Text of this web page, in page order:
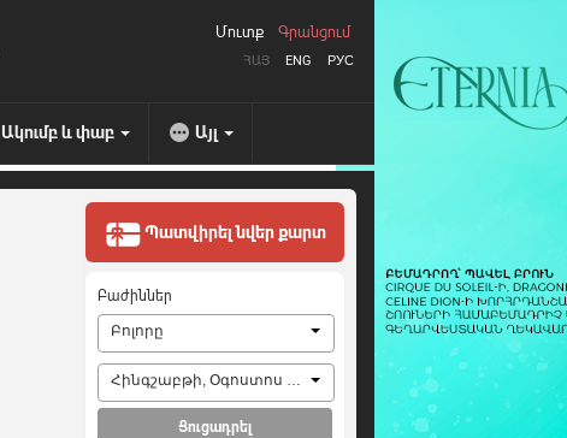
ՀԱՅ ENG РУС
Մուտք Գրանցում
Ակումբ և փաբ Այլ
Պատվիրել նվեր քարտ
Բաժիններ
Բոլորը
Հինգշաբթի, Օգոստոս 6, 2026
Ցուցադրել